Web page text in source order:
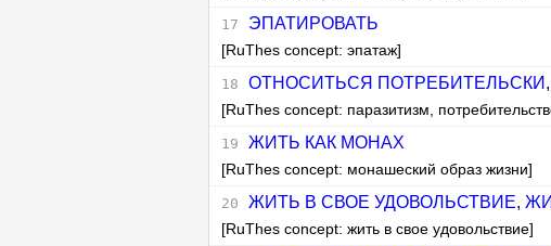
ЭПАТИРОВАТЬ
[RuThes concept: эпатаж]
ОТНОСИТЬСЯ ПОТРЕБИТЕЛЬСКИ ,
[RuThes concept: паразитизм,
ЖИТЬ КАК МОНАХ
[RuThes concept: монашеский образ жизни]
ЖИТЬ В СВОЕ УДОВОЛЬСТВИЕ,
[RuThes concept: жить в свое удовольствие]